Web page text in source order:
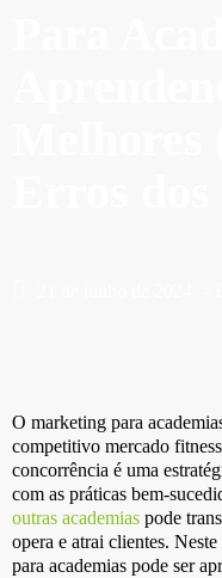
O marketing para
competitivo mercado
concorrência é uma
com as práticas bem-
outras academias pode
opera e atrai clientes.
para academias pode ser